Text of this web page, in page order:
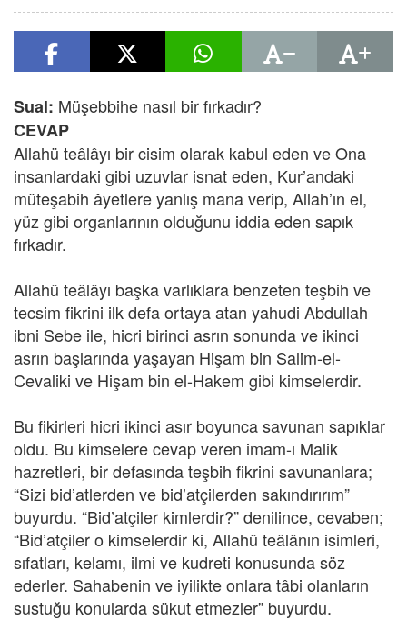
Sual: Müşebbihe nasıl bir fırkadır?
CEVAP
Allahü teâlâyı bir cisim olarak kabul eden ve Ona
insanlardaki gibi uzuvlar isnat eden, Kur’andaki
müteşabih âyetlere yanlış mana verip, Allah’ın el,
yüz gibi organlarının olduğunu iddia eden sapık
fırkadır.
Allahü teâlâyı başka varlıklara benzeten teşbih ve
tecsim fikrini ilk defa ortaya atan yahudi Abdullah
ibni Sebe ile, hicri birinci asrın sonunda ve ikinci
asrın başlarında yaşayan Hişam bin Salim-el-
Cevaliki ve Hişam bin el-Hakem gibi kimselerdir.
Bu fikirleri hicri ikinci asır boyunca savunan sapıklar
oldu. Bu kimselere cevap veren imam-ı Malik
hazretleri, bir defasında teşbih fikrini savunanlara;
“Sizi bid’atlerden ve bid’atçilerden sakındırırım”
buyurdu. “Bid’atçiler kimlerdir?” denilince, cevaben;
“Bid’atçiler o kimselerdir ki, Allahü teâlânın isimleri,
sıfatları, kelamı, ilmi ve kudreti konusunda söz
ederler. Sahabenin ve iyilikte onlara tâbi olanların
sustuğu konularda sükut etmezler” buyurdu.